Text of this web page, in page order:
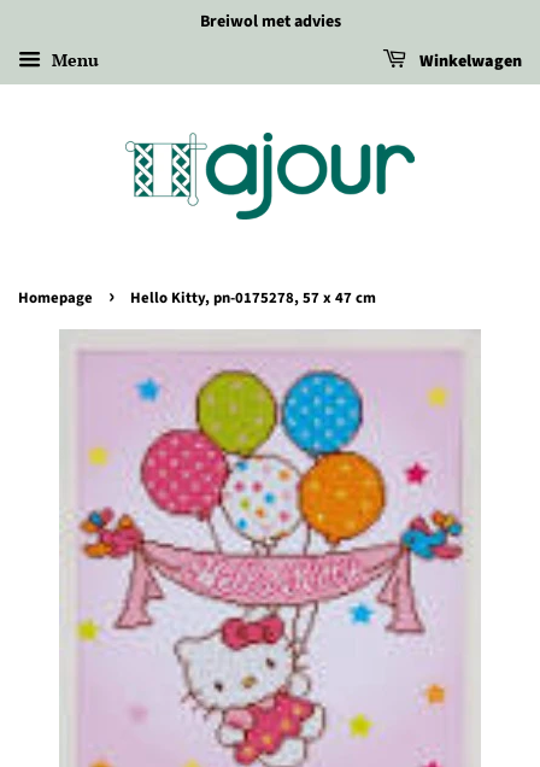
Breiwol met advies
Menu Winkelwagen
Homepage › Hello Kitty, pn-0175278, 57 x 47 cm